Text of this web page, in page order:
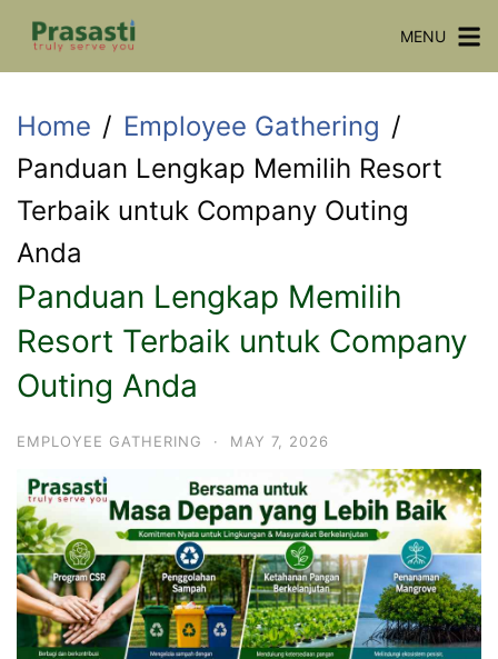
Skip
MENU
Home
Employee Gathering
Panduan Lengkap Memilih Resort
Terbaik untuk Company Outing
Anda
Panduan Lengkap Memilih
Resort Terbaik untuk Company
Outing Anda
EMPLOYEE GATHERING · MAY 7, 2026